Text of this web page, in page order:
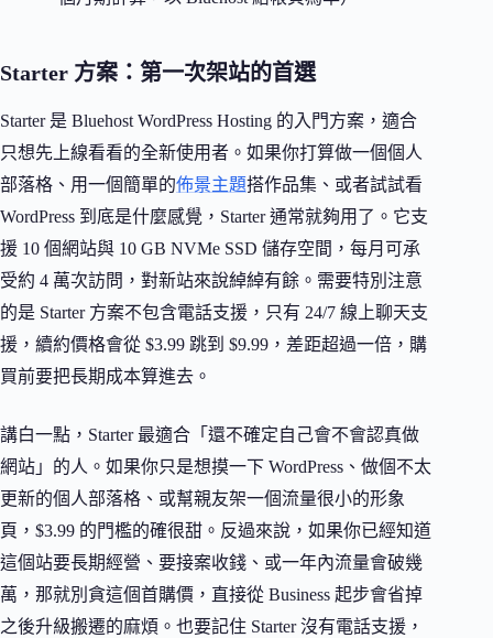
Starter 方案：第一次架站的首選
Starter 是 Bluehost WordPress Hosting 的入門方案，適合
只想先上線看看的全新使用者。如果你打算做一個個人
部落格、用一個簡單的佈景主題搭作品集、或者試試看
WordPress 到底是什麼感覺，Starter 通常就夠用了。它支
援 10 個網站與 10 GB NVMe SSD 儲存空間，每月可承
受約 4 萬次訪問，對新站來說綽綽有餘。需要特別注意
的是 Starter 方案不包含電話支援，只有 24/7 線上聊天支
援，續約價格會從 $3.99 跳到 $9.99，差距超過一倍，購
買前要把長期成本算進去。
講白一點，Starter 最適合「還不確定自己會不會認真做
網站」的人。如果你只是想摸一下 WordPress、做個不太
更新的個人部落格、或幫親友架一個流量很小的形象
頁，$3.99 的門檻的確很甜。反過來說，如果你已經知道
這個站要長期經營、要接案收錢、或一年內流量會破幾
萬，那就別貪這個首購價，直接從 Business 起步會省掉
之後升級搬遷的麻煩。也要記住 Starter 沒有電話支援，